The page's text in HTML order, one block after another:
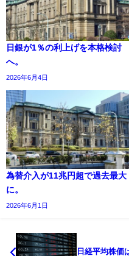
日銀が1％の利上げを本格検討
へ。
2026年6月4日
為替介入が11兆円超で過去最大
に。
2026年6月1日
日経平均株価